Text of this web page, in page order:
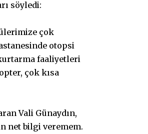
söyledi:
çok
otopsi
faaliyetleri
çok kısa
Vali Günaydın,
net bilgi veremem.